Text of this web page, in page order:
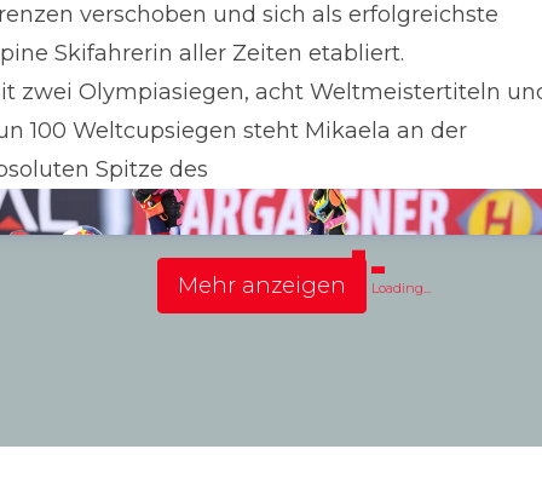
verschoben und sich als erfolgreichste
Skifahrerin aller Zeiten etabliert.
zwei Olympiasiegen, acht Weltmeistertiteln
100 Weltcupsiegen steht Mikaela an der
Spitze des
Mehr anzeigen Loading...